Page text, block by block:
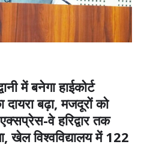
में बनेगा हाईकोर्ट
बढ़ा, मजदूरों को
वे हरिद्वार तक
खेल विश्वविद्यालय में 122